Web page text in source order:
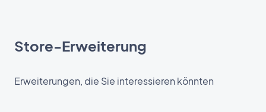
Store-Erweiterung
Erweiterungen, die Sie interessieren könnten